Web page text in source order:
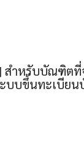
สำหรับบัณฑิต
ะบบขึ้นทะเบีย